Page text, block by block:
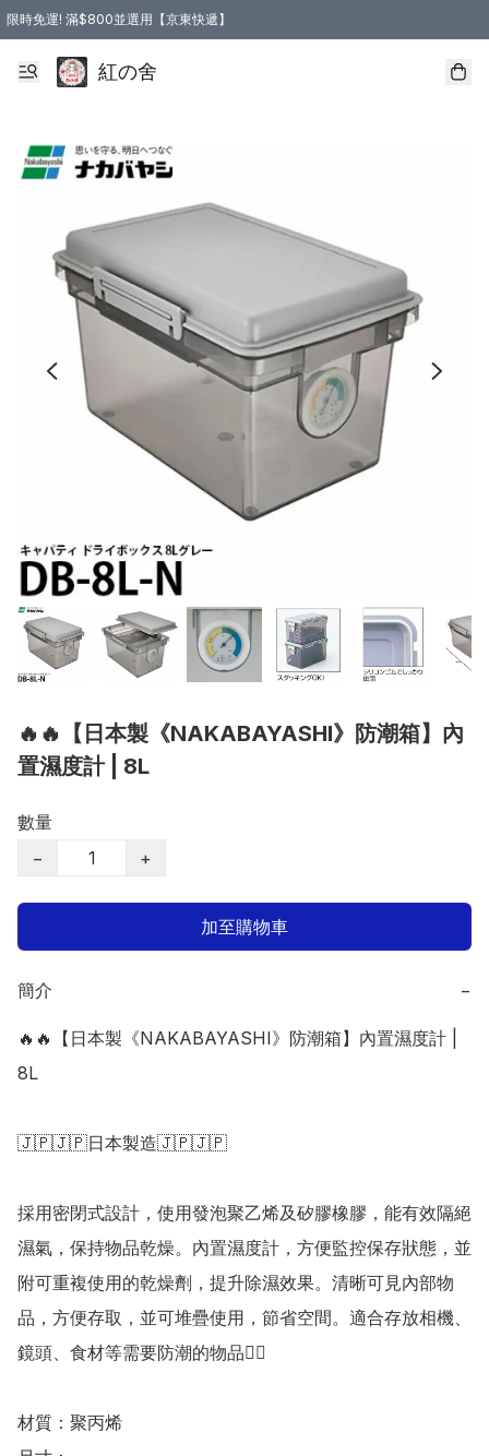
限時免運! 滿$800並選用【京東快遞】
紅の舍
🔥🔥【日本製《NAKABAYASHI》防潮箱】內
置濕度計 | 8L
數量
−
+
加至購物車
簡介 −
🔥🔥【日本製《NAKABAYASHI》防潮箱】內置濕度計 |
8L
🇯🇵🇯🇵日本製造🇯🇵🇯🇵
採用密閉式設計，使用發泡聚乙烯及矽膠橡膠，能有效隔絕
濕氣，保持物品乾燥。內置濕度計，方便監控保存狀態，並
附可重複使用的乾燥劑，提升除濕效果。清晰可見內部物
品，方便存取，並可堆疊使用，節省空間。適合存放相機、
鏡頭、食材等需要防潮的物品👍🏻
材質：聚丙烯